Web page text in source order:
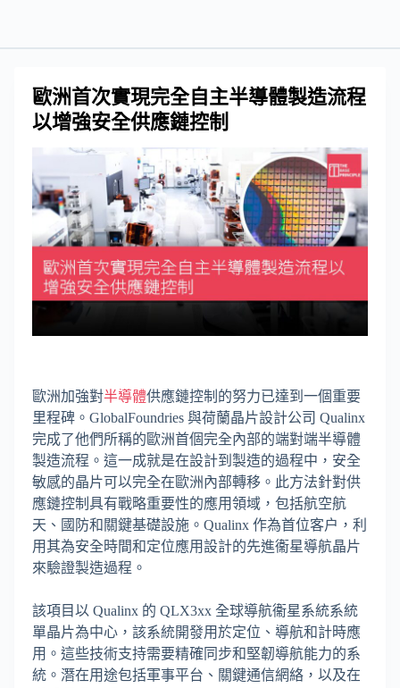
歐洲首次實現完全自主半導體製造流程
以增強安全供應鏈控制
歐洲加強對半導體供應鏈控制的努力已達到一個重要
里程碑。GlobalFoundries 與荷蘭晶片設計公司 Qualinx
完成了他們所稱的歐洲首個完全內部的端對端半導體
製造流程。這一成就是在設計到製造的過程中，安全
敏感的晶片可以完全在歐洲內部轉移。此方法針對供
應鏈控制具有戰略重要性的應用領域，包括航空航
天、國防和關鍵基礎設施。Qualinx 作為首位客户，利
用其為安全時間和定位應用設計的先進衞星導航晶片
來驗證製造過程。
該項目以 Qualinx 的 QLX3xx 全球導航衞星系統系統
單晶片為中心，該系統開發用於定位、導航和計時應
用。這些技術支持需要精確同步和堅韌導航能力的系
統。潛在用途包括軍事平台、關鍵通信網絡，以及在